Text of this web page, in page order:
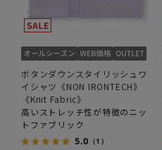
ボタンダウンスタイリッシュワ
イシャツ《NON IRONTECH》
《Knit Fabric》
高いストレッチ性が特徴のニッ
トファブリック
5.0 （1）